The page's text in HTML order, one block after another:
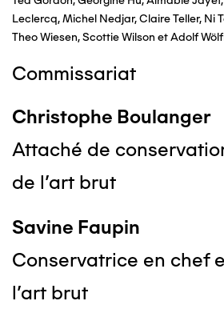
Leclercq, Michel Nedjar, Claire Teller, Ni
Theo Wiesen, Scottie Wilson et Adolf
Commissariat
Christophe Boulanger
Attaché de
de l’art brut
Savine Faupin
Conservatrice en chef
l’art brut